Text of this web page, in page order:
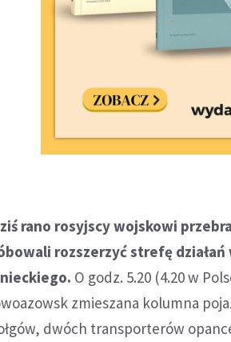
rano rosyjscy wojskowi
rozszerzyć strefę
O godz. 5.20 (4.20 w
zmieszana kolumna
dwóch transporterów